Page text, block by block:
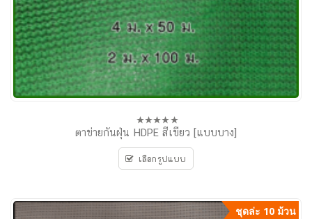
0
5
ตาข่ายกันฝุ่น HDPE สีเขียว [แบบบาง]
เลือกรูปแบบ
ชุดล่ะ 10 ม้วน